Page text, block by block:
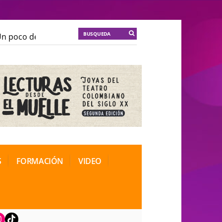
poco de locura para la cordura
de Teatro Rosa
FORMACIÓN VIDEO
TikTok